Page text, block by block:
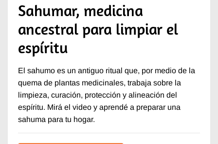
Sahumar, medicina
ancestral para limpiar el
espíritu
El sahumo es un antiguo ritual que, por medio de la
quema de plantas medicinales, trabaja sobre la
limpieza, curación, protección y alineación del
espíritu. Mirá el video y aprendé a preparar una
sahuma para tu hogar.